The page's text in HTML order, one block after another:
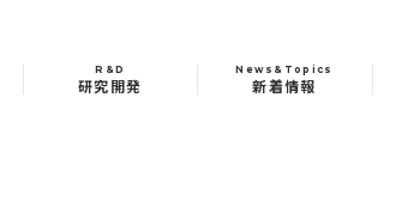
R&D
研究開発
News&Topics
新着情報